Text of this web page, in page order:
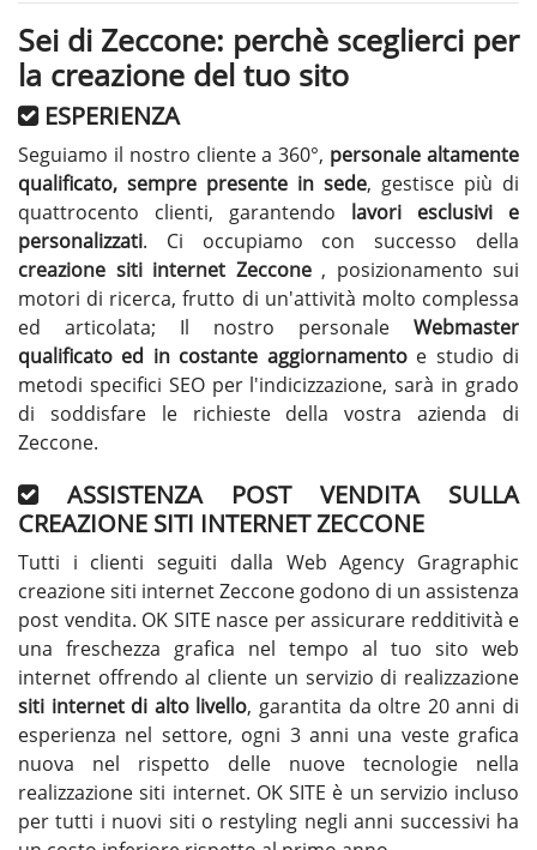
Sei di Zeccone: perchè sceglierci per
la creazione del tuo sito
ESPERIENZA
Seguiamo il nostro cliente a 360°, personale altamente
qualificato, sempre presente in sede, gestisce più di
quattrocento clienti, garantendo lavori esclusivi e
personalizzati. Ci occupiamo con successo della
creazione siti internet Zeccone, posizionamento sui
motori di ricerca, frutto di un'attività molto complessa
ed articolata; Il nostro personale Webmaster
qualificato ed in costante aggiornamentoe studio di
metodi specifici SEO per l'indicizzazione, sarà in grado
di soddisfare le richieste della vostra azienda di
Zeccone.
ASSISTENZA POST VENDITA SULLA
CREAZIONE SITI INTERNET ZECCONE
Tutti i clienti seguiti dalla Web Agency Gragraphic
creazione siti internet Zeccone godono di un assistenza
post vendita. OK SITE nasce per assicurare redditività e
una freschezza grafica nel tempo al tuo sito web
internet offrendo al cliente un servizio di realizzazione
siti internet di alto livello, garantita da oltre 20 anni di
esperienza nel settore, ogni 3 anni una veste grafica
nuova nel rispetto delle nuove tecnologie nella
realizzazione siti internet. OK SITE è un servizio incluso
per tutti i nuovi siti o restyling negli anni successivi ha